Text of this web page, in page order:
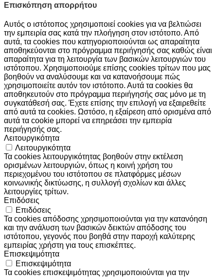
Επισκόπηση απορρήτου
Αυτός ο ιστότοπος χρησιμοποιεί cookies για να βελτιώσει
την εμπειρία σας κατά την πλοήγηση στον ιστότοπο. Από
αυτά, τα cookies που κατηγοριοποιούνται ως απαραίτητα
αποθηκεύονται στο πρόγραμμα περιήγησής σας καθώς είναι
απαραίτητα για τη λειτουργία των βασικών λειτουργιών του
ιστότοπου. Χρησιμοποιούμε επίσης cookies τρίτων που μας
βοηθούν να αναλύσουμε και να κατανοήσουμε πώς
χρησιμοποιείτε αυτόν τον ιστότοπο. Αυτά τα cookies θα
αποθηκευτούν στο πρόγραμμα περιήγησής σας μόνο με τη
συγκατάθεσή σας. Έχετε επίσης την επιλογή να εξαιρεθείτε
από αυτά τα cookies. Ωστόσο, η εξαίρεση από ορισμένα από
αυτά τα cookie μπορεί να επηρεάσει την εμπειρία
περιήγησής σας.
Λειτουργικότητα
Λειτουργικότητα
Τα cookies λειτουργικότητας βοηθούν στην εκτέλεση
ορισμένων λειτουργιών, όπως η κοινή χρήση του
περιεχομένου του ιστότοπου σε πλατφόρμες μέσων
κοινωνικής δικτύωσης, η συλλογή σχολίων και άλλες
λειτουργίες τρίτων.
Επιδόσεις
Επιδόσεις
Τα cookies απόδοσης χρησιμοποιούνται για την κατανόηση
και την ανάλυση των βασικών δεικτών απόδοσης του
ιστότοπου, γεγονός που βοηθά στην παροχή καλύτερης
εμπειρίας χρήστη για τους επισκέπτες.
Επισκεψιμότητα
Επισκεψιμότητα
Τα cookies επισκεψιμότητας χρησιμοποιούνται για την